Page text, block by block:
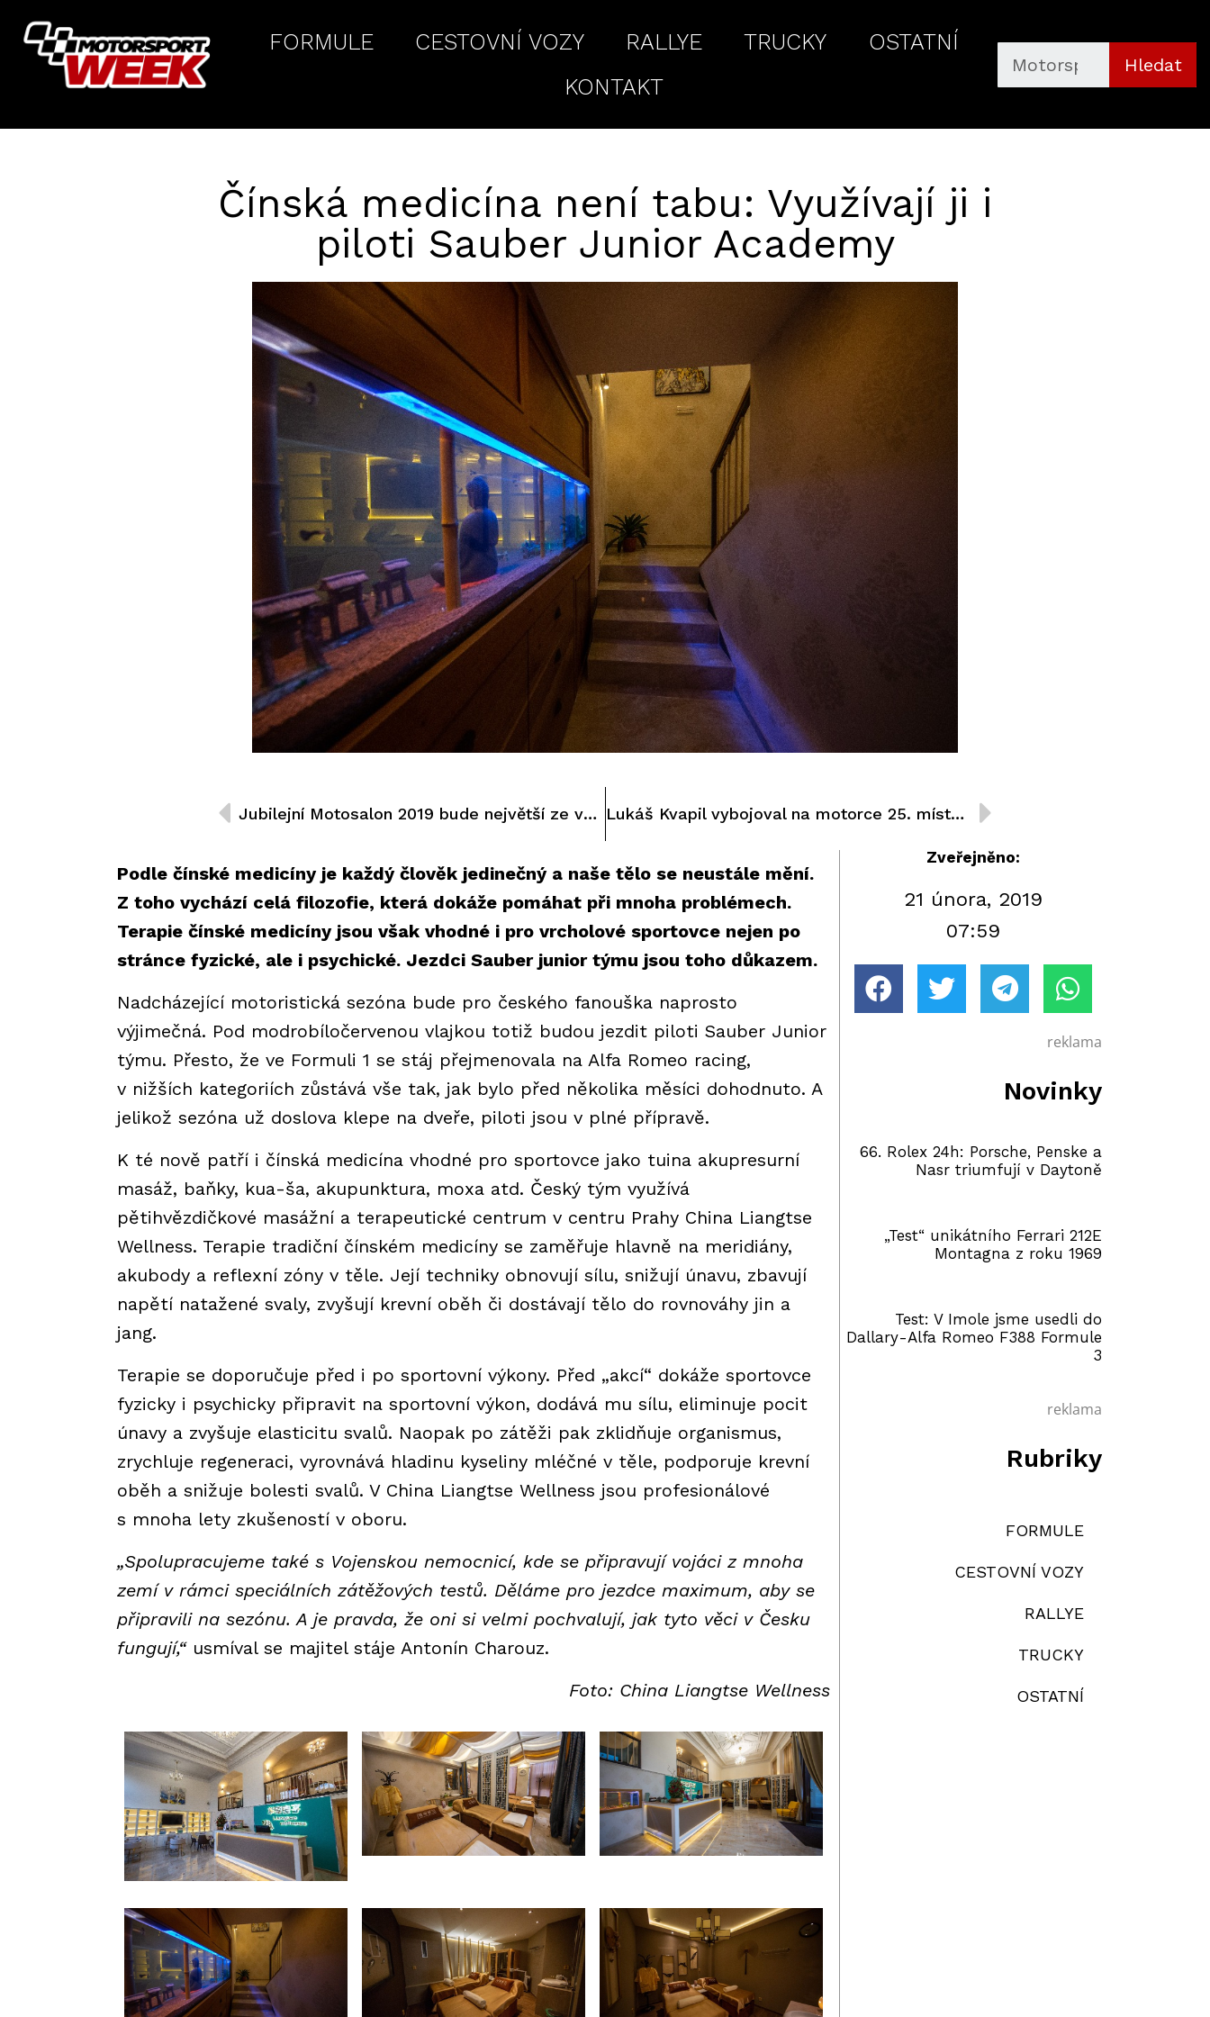
FORMULE CESTOVNÍ VOZY RALLYE TRUCKY
OSTATNÍ
KONTAKT
Hledat
Čínská medicína není tabu: Využívají ji i
piloti Sauber Junior Academy
Jubilejní Motosalon 2019 bude největší ze všech Lukáš Kvapil vybojoval na motorce 25. místo v rámci Africa Eco Race
Podle čínské medicíny je každý člověk jedinečný a naše tělo se neustále mění.
Z toho vychází celá filozofie, která dokáže pomáhat při mnoha problémech.
Terapie čínské medicíny jsou však vhodné i pro vrcholové sportovce nejen po
stránce fyzické, ale i psychické. Jezdci Sauber junior týmu jsou toho důkazem.
Nadcházející motoristická sezóna bude pro českého fanouška naprosto
výjimečná. Pod modrobíločervenou vlajkou totiž budou jezdit piloti Sauber Junior
týmu. Přesto, že ve Formuli 1 se stáj přejmenovala na Alfa Romeo racing,
v nižších kategoriích zůstává vše tak, jak bylo před několika měsíci dohodnuto. A
jelikož sezóna už doslova klepe na dveře, piloti jsou v plné přípravě.
K té nově patří i čínská medicína vhodné pro sportovce jako tuina akupresurní
masáž, baňky, kua-ša, akupunktura, moxa atd. Český tým využívá
pětihvězdičkové masážní a terapeutické centrum v centru Prahy China Liangtse
Wellness. Terapie tradiční čínském medicíny se zaměřuje hlavně na meridiány,
akubody a reflexní zóny v těle. Její techniky obnovují sílu, snižují únavu, zbavují
napětí natažené svaly, zvyšují krevní oběh či dostávají tělo do rovnováhy jin a
jang.
Terapie se doporučuje před i po sportovní výkony. Před „akcí“ dokáže sportovce
fyzicky i psychicky připravit na sportovní výkon, dodává mu sílu, eliminuje pocit
únavy a zvyšuje elasticitu svalů. Naopak po zátěži pak zklidňuje organismus,
zrychluje regeneraci, vyrovnává hladinu kyseliny mléčné v těle, podporuje krevní
oběh a snižuje bolesti svalů. V China Liangtse Wellness jsou profesionálové
s mnoha lety zkušeností v oboru.
„Spolupracujeme také s Vojenskou nemocnicí, kde se připravují vojáci z mnoha
zemí v rámci speciálních zátěžových testů. Děláme pro jezdce maximum, aby se
připravili na sezónu. A je pravda, že oni si velmi pochvalují, jak tyto věci v Česku
fungují,“usmíval se majitel stáje Antonín Charouz.
Foto: China Liangtse Wellness
Zveřejněno:
21 února, 2019
07:59
reklama
Novinky
66. Rolex 24h: Porsche, Penske a
Nasr triumfují v Daytoně
„Test“ unikátního Ferrari 212E
Montagna z roku 1969
Test: V Imole jsme usedli do
Dallary-Alfa Romeo F388 Formule
3
reklama
Rubriky
FORMULE
CESTOVNÍ VOZY
RALLYE
TRUCKY
OSTATNÍ